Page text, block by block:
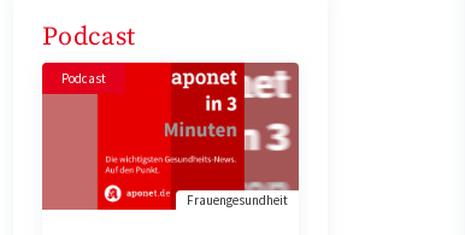
Podcast
Podcast
Frauengesundheit